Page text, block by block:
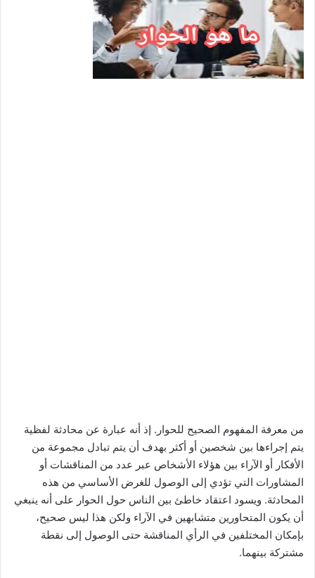
من معرفة المفهوم الصحيح للحوار. إذ أنه عبارة عن محادثة لفظية
يتم إجراءها بين شخصين أو أكثر بهدف أن يتم تبادل مجموعة من
الأفكار أو الآراء بين هؤلاء الأشخاص عبر عدد من المناقشات أو
المشاورات التي تؤدي إلى الوصول للغرض الأساسي من هذه
المحادثة. ويسود اعتقاد خاطئ بين الناس حول الحوار على أنه ينبغي
أن يكون المتحاورين متشابهين في الآراء ولكن هذا ليس صحيح،
بإمكان المختلفين في الرأي المناقشة حتى الوصول إلى نقطة
مشتركة بينهما.